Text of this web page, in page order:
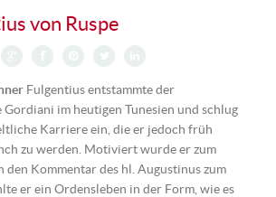
von Ruspe
Fulgentius entstammte der
im heutigen Tunesien und schlug
Karriere ein, die er jedoch früh
zu werden. Motiviert wurde er zum
Kommentar des hl. Augustinus zum
er ein Ordensleben in der Form, wie es